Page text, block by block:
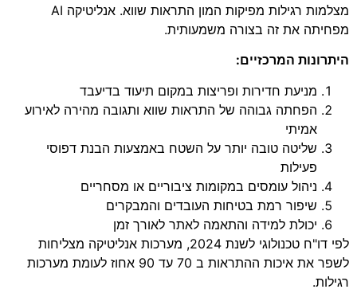
מצלמות רגילות מפיקות המון התראות שווא. אנליטיקה AI
מפחיתה את זה בצורה משמעותית.
היתרונות המרכזיים:
מניעת חדירות ופריצות במקום תיעוד בדיעבד
הפחתה גבוהה של התראות שווא ותגובה מהירה לאירוע
אמיתי
שליטה טובה יותר על השטח באמצעות הבנת דפוסי
פעילות
ניהול עומסים במקומות ציבוריים או מסחריים
שיפור רמת בטיחות העובדים והמבקרים
יכולת למידה והתאמה לאתר לאורך זמן
לפי דו"ח טכנולוגי לשנת 2024, מערכות אנליטיקה מצליחות
לשפר את איכות ההתראות ב 70 עד 90 אחוז לעומת מערכות
רגילות.